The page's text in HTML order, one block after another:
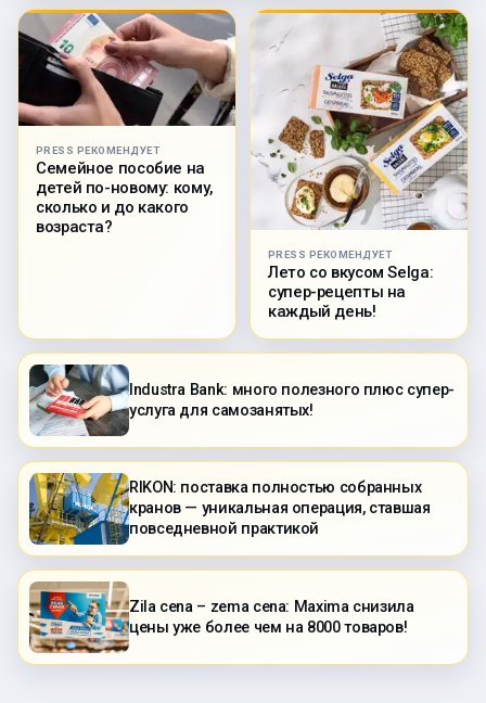
PRESS РЕКОМЕНДУЕТ
Семейное пособие на
детей по-новому: кому,
сколько и до какого
возраста?
PRESS РЕКОМЕНДУЕТ
Лето со вкусом Selga:
супер-рецепты на
каждый день!
Industra Bank: много полезного плюс супер-
услуга для самозанятых!
RIKON: поставка полностью собранных
кранов — уникальная операция, ставшая
повседневной практикой
Zila cena – zema cena: Maxima снизила
цены уже более чем на 8000 товаров!